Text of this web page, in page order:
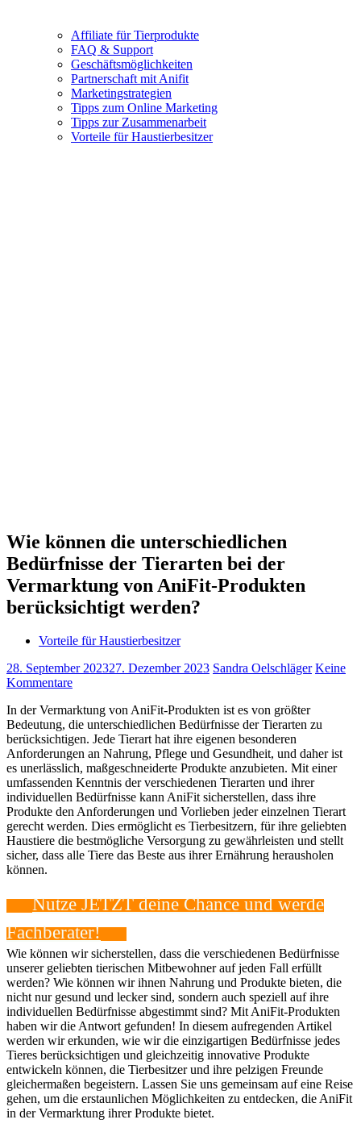
Affiliate für Tierprodukte
FAQ & Support
Geschäftsmöglichkeiten
Partnerschaft mit Anifit
Marketingstrategien
Tipps zum Online Marketing
Tipps zur Zusammenarbeit
Vorteile für Haustierbesitzer
Wie können die unterschiedlichen
Bedürfnisse der Tierarten bei der
Vermarktung von AniFit-Produkten
berücksichtigt werden?
Vorteile für Haustierbesitzer
28. September 202327. Dezember 2023 Sandra Oelschläger Keine
Kommentare
In der Vermarktung von AniFit-Produkten ist es von größter
Bedeutung, die unterschiedlichen Bedürfnisse der Tierarten zu
berücksichtigen. Jede Tierart hat ihre eigenen besonderen
Anforderungen an Nahrung, Pflege und Gesundheit, und daher ist
es unerlässlich, maßgeschneiderte Produkte anzubieten. Mit einer
umfassenden Kenntnis der verschiedenen Tierarten und ihrer
individuellen Bedürfnisse kann AniFit sicherstellen, dass ihre
Produkte den Anforderungen und Vorlieben jeder einzelnen Tierart
gerecht werden. Dies ermöglicht es Tierbesitzern, für ihre geliebten
Haustiere die bestmögliche Versorgung zu gewährleisten und stellt
sicher, dass alle Tiere das Beste aus ihrer Ernährung herausholen
können.
Nutze JETZT deine Chance und werde
Fachberater!
Wie können wir sicherstellen, dass die verschiedenen Bedürfnisse
unserer​ geliebten tierischen Mitbewohner auf jeden Fall erfüllt
werden? ‌Wie können wir ihnen Nahrung und Produkte bieten, die
nicht nur gesund und lecker sind, sondern auch ‌speziell auf ihre
individuellen Bedürfnisse abgestimmt sind?⁢ Mit AniFit-Produkten
haben wir die Antwort gefunden! In diesem aufregenden Artikel‌
werden⁢ wir erkunden, wie wir die einzigartigen Bedürfnisse jedes
Tieres berücksichtigen und gleichzeitig innovative Produkte
entwickeln können, die Tierbesitzer ⁤und ihre pelzigen Freunde
gleichermaßen begeistern. Lassen Sie uns gemeinsam auf eine Reise
gehen, um die erstaunlichen Möglichkeiten zu entdecken, die AniFit
in der Vermarktung ihrer‌ Produkte bietet.